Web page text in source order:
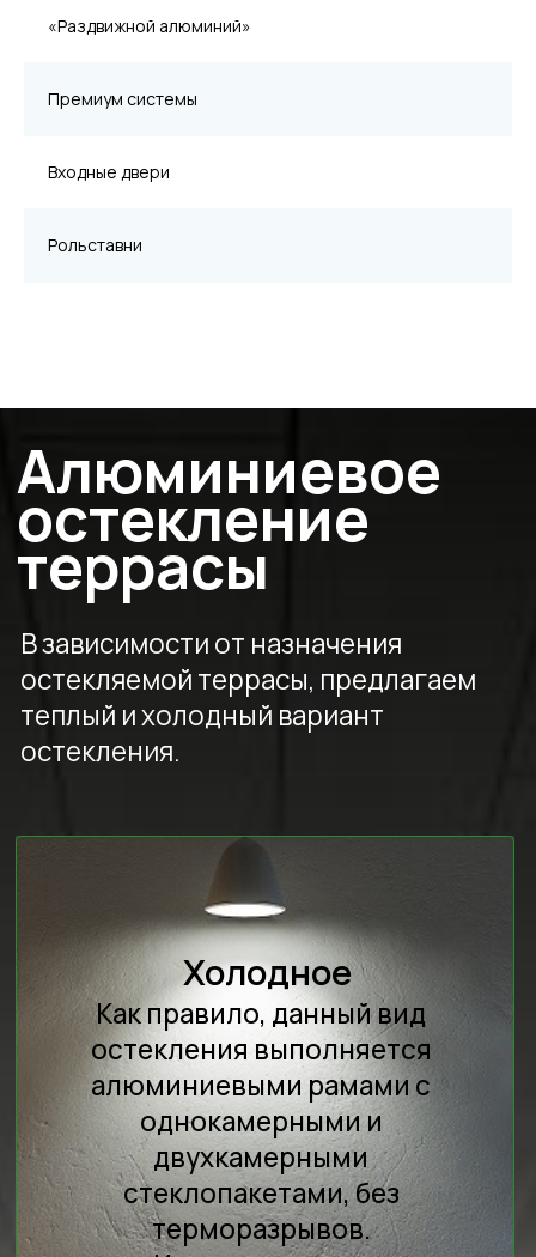
«Раздвижной алюминий»
Премиум системы
Входные двери
Рольставни
подразумевает использование
двухкамерными
Премиальное
решение
Высокая
теплоизоляция
Долгкий срок
Остекление
террасы
раздвижными
конструкциями